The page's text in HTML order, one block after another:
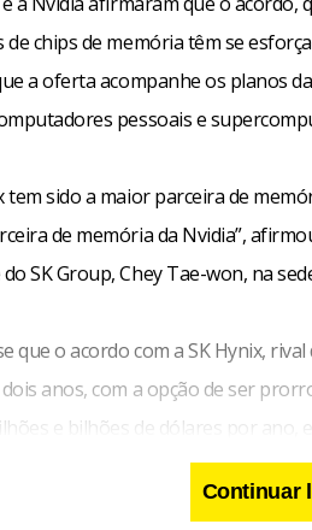
chips de memória têm se
a oferta acompanhe os planos
pessoais e
tem sido a maior parceira de
de memória da Nvidia”,
SK Group, Chey Tae-won, na
que o acordo com a SK Hynix,
anos, com a opção de ser
e bilhões de dólares por ano,
Continuar